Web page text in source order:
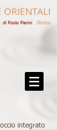
di Paolo Pierini​​ .Olistico
ORIENTALI
integrato